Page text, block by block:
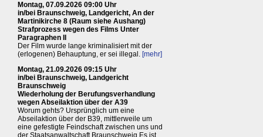
Montag, 07.09.2026 09:00 Uhr
in/bei Braunschweig, Landgericht, An der
Martinikirche 8 (Raum siehe Aushang)
Strafprozess wegen des Films Unter
Paragraphen II
Der Film wurde lange kriminalisiert mit der
(erlogenen) Behauptung, er sei illegal. [mehr]
Montag, 21.09.2026 09:15 Uhr
in/bei Braunschweig, Landgericht
Braunschweig
Wiederholung der Berufungsverhandlung
wegen Abseilaktion über der A39
Worum gehts? Ursprünglich um eine
Abseilaktion über der B39, mittlerweile um
eine gefestigte Feindschaft zwischen uns und
der Staatsanwaltschaft Braunschweig Es ist